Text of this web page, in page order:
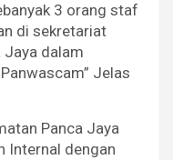
3 orang staf
di sekretariat
Jaya dalam
Jelas
Panca Jaya
Internal dengan